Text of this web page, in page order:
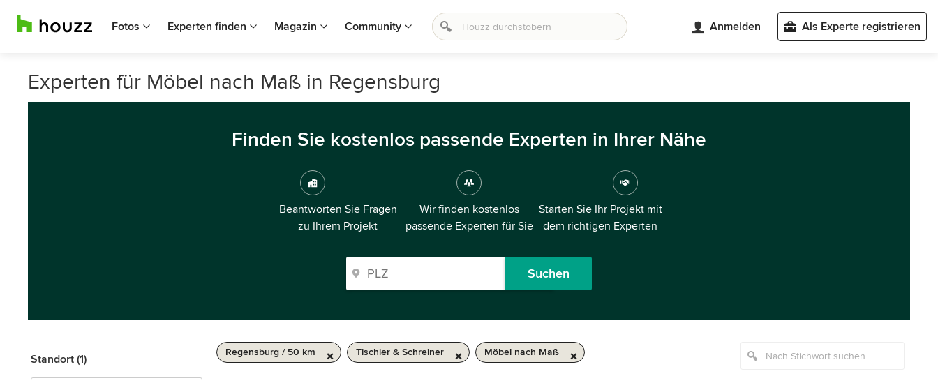
Fotos Experten finden Magazin Community Anmelden Als Experte registrieren
Experten für Möbel nach Maß in Regensburg
Finden Sie kostenlos passende Experten in Ihrer Nähe
Beantworten Sie Fragen
zu Ihrem Projekt
Wir finden kostenlos
passende Experten für Sie
Starten Sie Ihr Projekt mit
dem richtigen Experten
Suchen
Standort (1)
Regensburg / 50 km Tischler & Schreiner Möbel nach Maß